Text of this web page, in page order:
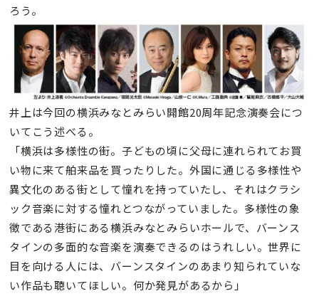
ろう。
井上は今回の横浜みなとみらい開館20周年記念演奏会につ
いてこう述べる。
「横浜は多様性の街。子どもの頃に父母に連れられてお買
い物に来て舶来品を買ったりした。外国に通じる多様性や
異文化のある街として憧れを持っていたし、それはクラシ
ック音楽に対する憧れとつながっていました。多様性の象
徴である港街にある横浜みなとみらいホールで、バーンス
タインの多面的な音楽を演奏できるのはうれしい。世界に
目を向ける人には、バーンスタインのあまり知られていな
い作品も聴いてほしい。何か発見があるから」